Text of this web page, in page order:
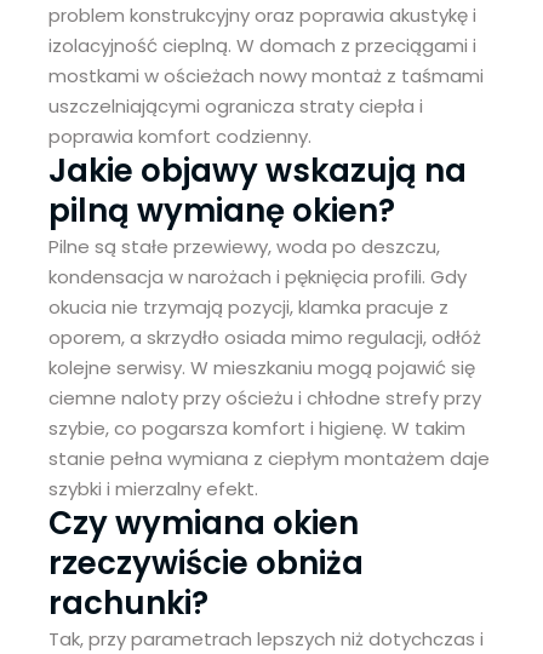
problem konstrukcyjny oraz poprawia akustykę i
izolacyjność cieplną. W domach z przeciągami i
mostkami w ościeżach nowy montaż z taśmami
uszczelniającymi ogranicza straty ciepła i
poprawia komfort codzienny.
Jakie objawy wskazują na
pilną wymianę okien?
Pilne są stałe przewiewy, woda po deszczu,
kondensacja w narożach i pęknięcia profili. Gdy
okucia nie trzymają pozycji, klamka pracuje z
oporem, a skrzydło osiada mimo regulacji, odłóż
kolejne serwisy. W mieszkaniu mogą pojawić się
ciemne naloty przy ościeżu i chłodne strefy przy
szybie, co pogarsza komfort i higienę. W takim
stanie pełna wymiana z ciepłym montażem daje
szybki i mierzalny efekt.
Czy wymiana okien
rzeczywiście obniża
rachunki?
Tak, przy parametrach lepszych niż dotychczas i